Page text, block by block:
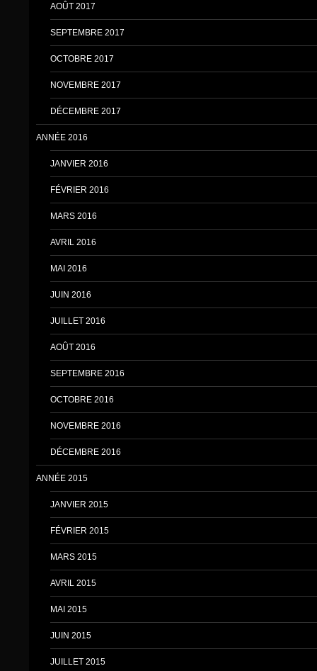
AOÛT 2017
SEPTEMBRE 2017
OCTOBRE 2017
NOVEMBRE 2017
DÉCEMBRE 2017
ANNÉE 2016
JANVIER 2016
FÉVRIER 2016
MARS 2016
AVRIL 2016
MAI 2016
JUIN 2016
JUILLET 2016
AOÛT 2016
SEPTEMBRE 2016
OCTOBRE 2016
NOVEMBRE 2016
DÉCEMBRE 2016
ANNÉE 2015
JANVIER 2015
FÉVRIER 2015
MARS 2015
AVRIL 2015
MAI 2015
JUIN 2015
JUILLET 2015